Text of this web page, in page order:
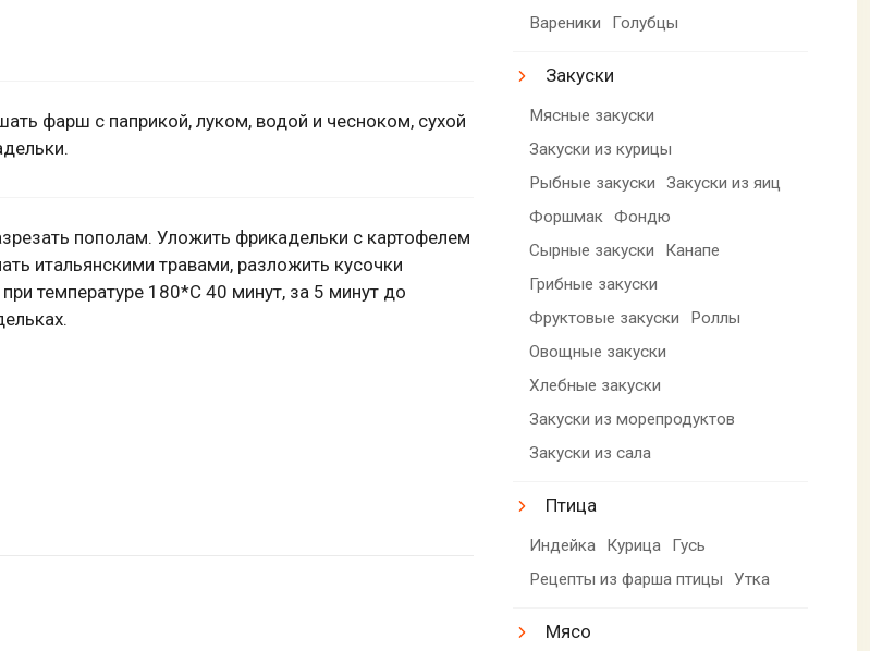
фарш с паприкой, луком, водой и чесноком, сухой
пополам. Уложить фрикадельки с картофелем
итальянскими травами, разложить кусочки
температуре 180*С 40 минут, за 5 минут до
Вареники
Голубцы
Закуски
Мясные закуски
Закуски из курицы
Рыбные закуски
Закуски из яиц
Форшмак Фондю
Сырные закуски
Канапе
Грибные закуски
Фруктовые закуски
Роллы
Овощные закуски
Хлебные закуски
Закуски из морепродуктов
Закуски из сала
Птица
Индейка Курица
Гусь
Рецепты из фарша птицы
Утка
Мясо